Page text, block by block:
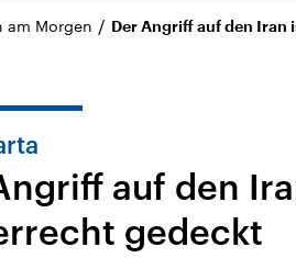
Musik
USA
Aktuelle Beiträge,
am Morgen / Der Angriff auf den
auf den
gedeckt